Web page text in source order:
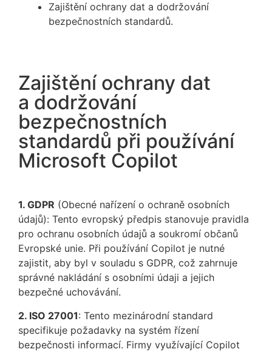
Zajištění ochrany dat a dodržování
bezpečnostních standardů.
Zajištění ochrany dat
a dodržování
bezpečnostních
standardů při používání
Microsoft Copilot
1. GDPR (Obecné nařízení o ochraně osobních
údajů): Tento evropský předpis stanovuje pravidla
pro ochranu osobních údajů a soukromí občanů
Evropské unie. Při používání Copilot je nutné
zajistit, aby byl v souladu s GDPR, což zahrnuje
správné nakládání s osobními údaji a jejich
bezpečné uchovávání.
2. ISO 27001: Tento mezinárodní standard
specifikuje požadavky na systém řízení
bezpečnosti informací. Firmy využívající Copilot